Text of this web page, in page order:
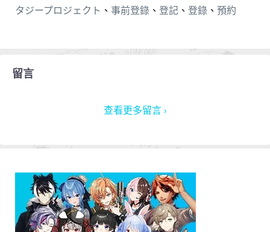
タジープロジェクト 、 事前登錄 、 登記 、 登錄 、 預約
留言
查看更多留言 ›